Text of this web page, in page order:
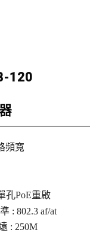
120
頻寬
孔PoE重啟
: 802.3 af/at
: 250M